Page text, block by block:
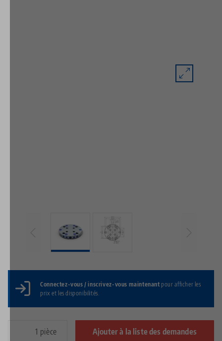
Connectez-vous / inscrivez-vous maintenantpour afficher les
prix et les disponibilités.
pièce Ajouter à la liste des demandes